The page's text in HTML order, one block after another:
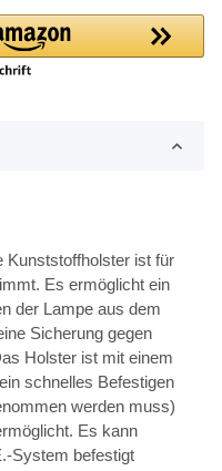
Kunststoffholster ist für
Es ermöglicht ein
der Lampe aus dem
Sicherung gegen
Holster ist mit einem
schnelles Befestigen
werden muss)
Es kann
System befestigt